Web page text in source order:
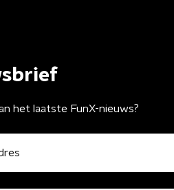
het laatste FunX-nieuws?